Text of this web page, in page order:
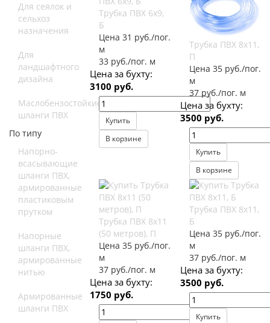
Для сеялок и
сельхоз
назначения
Для
ландшафтного
дизайна
Маслобензостойкие
шланги ПВХ
По типу
Напорно-
всасывающие
шланги ПВХ,
армированные
пластиковым
прутком
Напорные
шланги ПВХ,
армированные
нитью
Армированные
шланги ПВХ
Трубка ПВХ 6х9,
Б
Цена 31 руб./пог.
м
33 руб./пог. м
Цена за бухту:
3100 руб.
Купить
В корзине
Трубка ПВХ 8х11,
П
Цена 35 руб./пог.
м
37 руб./пог. м
Цена за бухту:
3500 руб.
Купить
В корзине
Трубка ПВХ 8х11
(50 метров), П
Цена 35 руб./пог.
м
37 руб./пог. м
Цена за бухту:
1750 руб.
Трубка ПВХ 8х11,
Б
Цена 35 руб./пог.
м
37 руб./пог. м
Цена за бухту:
3500 руб.
Купить